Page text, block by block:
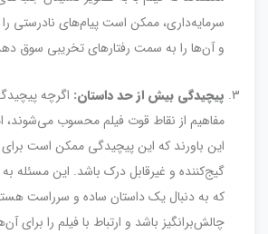
سرمایه‌داری، ممکن است پیام‌های نادرستی
و آن‌ها را به سمت رفتارهای تخریبی سوق
پیچیدگی بیش از حد داستان: اگرچه
مفاهیم از نقاط قوت فیلم محسوب می‌شوند،
این باورند که این پیچیدگی ممکن است
گیج‌کننده و غیرقابل درک باشد. این مسئله به
که به دنبال یک داستان ساده و سرراست
چالش‌برانگیز باشد و ارتباط با فیلم را برای